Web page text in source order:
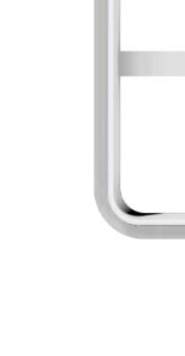
Cursussen